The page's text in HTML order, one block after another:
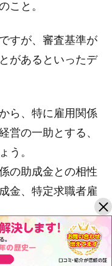
こと。
すが、審査基準が
があるといったデ
ら、特に雇用関係
営の一助とする、
う。
の助成金との相性
金、特定求職者雇
で、補助金や助成